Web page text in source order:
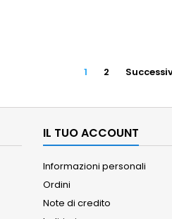
1 2
IL TUO ACCOUNT
Informazioni personali
Ordini
Note di credito